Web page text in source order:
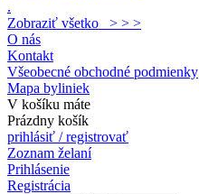
.
Zobraziť všetko > > >
O nás
Kontakt
Všeobecné obchodné podmienky
Mapa byliniek
V košíku máte
Prázdny košík
prihlásiť / registrovať
Zoznam želaní
Prihlásenie
Registrácia